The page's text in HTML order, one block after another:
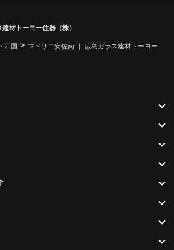
材トーヨー住器（株）
四国 > マドリエ安佐南 ｜ 広島ガラス建材トーヨー